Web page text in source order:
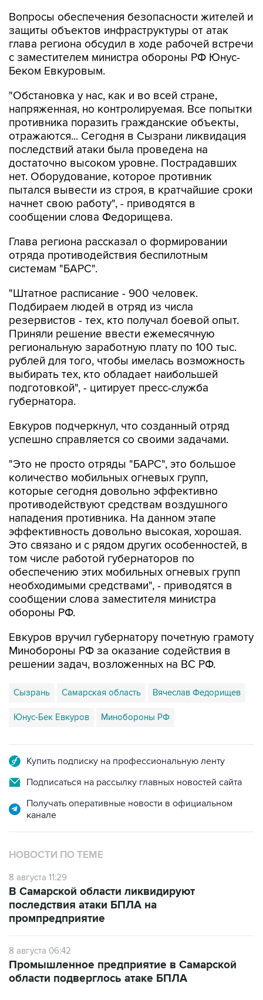
Вопросы обеспечения безопасности жителей и
защиты объектов инфраструктуры от атак
глава региона обсудил в ходе рабочей встречи
с заместителем министра обороны РФ Юнус-
Беком Евкуровым.
"Обстановка у нас, как и во всей стране,
напряженная, но контролируемая. Все попытки
противника поразить гражданские объекты,
отражаются... Сегодня в Сызрани ликвидация
последствий атаки была проведена на
достаточно высоком уровне. Пострадавших
нет. Оборудование, которое противник
пытался вывести из строя, в кратчайшие сроки
начнет свою работу", - приводятся в
сообщении слова Федорищева.
Глава региона рассказал о формировании
отряда противодействия беспилотным
системам "БАРС".
"Штатное расписание - 900 человек.
Подбираем людей в отряд из числа
резервистов - тех, кто получал боевой опыт.
Приняли решение ввести ежемесячную
региональную заработную плату по 100 тыс.
рублей для того, чтобы имелась возможность
выбирать тех, кто обладает наибольшей
подготовкой", - цитирует пресс-служба
губернатора.
Евкуров подчеркнул, что созданный отряд
успешно справляется со своими задачами.
"Это не просто отряды "БАРС", это большое
количество мобильных огневых групп,
которые сегодня довольно эффективно
противодействуют средствам воздушного
нападения противника. На данном этапе
эффективность довольно высокая, хорошая.
Это связано и с рядом других особенностей, в
том числе работой губернаторов по
обеспечению этих мобильных огневых групп
необходимыми средствами", - приводятся в
сообщении слова заместителя министра
обороны РФ.
Евкуров вручил губернатору почетную грамоту
Минобороны РФ за оказание содействия в
решении задач, возложенных на ВС РФ.
Сызрань Самарская область Вячеслав Федорищев
Юнус-Бек Евкуров Минобороны РФ
Купить подписку на профессиональную ленту
Подписаться на рассылку главных новостей сайта
Получать оперативные новости в официальном
канале
НОВОСТИ ПО ТЕМЕ
8 августа 11:29
В Самарской области ликвидируют
последствия атаки БПЛА на
промпредприятие
8 августа 06:42
Промышленное предприятие в Самарской
области подверглось атаке БПЛА